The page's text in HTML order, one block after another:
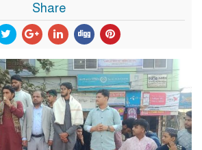
Share